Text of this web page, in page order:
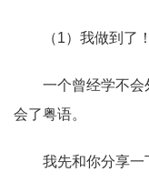
（1）我做到了！
一个曾经学不会
会了粤语。
我先和你分享一